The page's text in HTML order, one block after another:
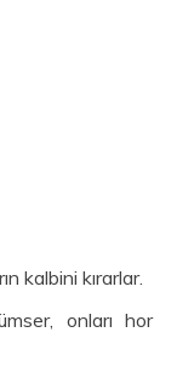
kalbini kırarlar.
onları hor